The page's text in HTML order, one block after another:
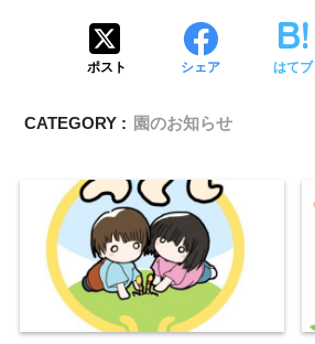
ポスト シェア はてブ
CATEGORY : 園のお知らせ